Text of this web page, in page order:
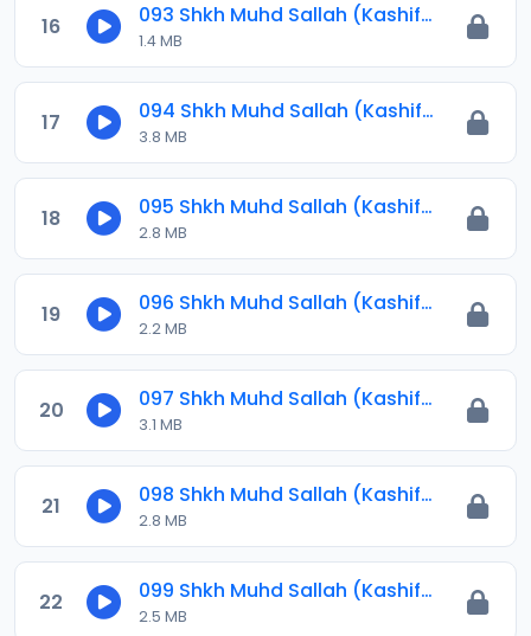
16 093 Shkh Muhd Sallah (Kashiful Ilbas) 2024.mp3
1.4 MB
17 094 Shkh Muhd Sallah (Kashiful Ilbas) 2024.mp3
3.8 MB
18 095 Shkh Muhd Sallah (Kashiful Ilbas) 2024.mp3
2.8 MB
19 096 Shkh Muhd Sallah (Kashiful Ilbas) 2024.mp3
2.2 MB
20 097 Shkh Muhd Sallah (Kashiful Ilbas) 2024.mp3
3.1 MB
21 098 Shkh Muhd Sallah (Kashiful Ilbas) 2024.mp3
2.8 MB
22 099 Shkh Muhd Sallah (Kashiful Ilbas) 2024.mp3
2.5 MB